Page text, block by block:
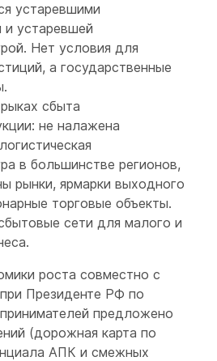
устаревшими
и устаревшей
Нет условия для
а государственные
сбыта
не налажена
в большинстве регионов,
рынки, ярмарки выходного
торговые объекты.
сети для малого и
роста совместно с
Президенте РФ по
предложено
(дорожная карта по
АПК и смежных